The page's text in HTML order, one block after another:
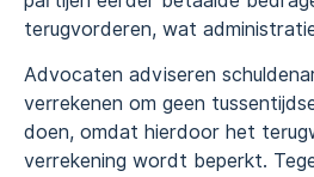
terugvorderen, wat
Advocaten adviseren
verrekenen om geen
doen, omdat hierdoor het
verrekening wordt beperkt.